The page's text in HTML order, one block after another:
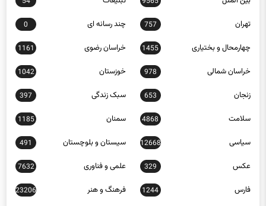
تهران 757 چند رسانه ای 0
چهارمحال و بختیاری 1455 خراسان رضوی 1161
خراسان شمالی 978 خوزستان 1042
زنجان 653 سبک زندگی 397
سلامت 4868 سمنان 1185
سیاسی 12668 سیستان و بلوچستان 491
عکس 329 علمی و فناوری 7632
فارس 1244 فرهنگ و هنر 23206
قزوین 770 قم 1033